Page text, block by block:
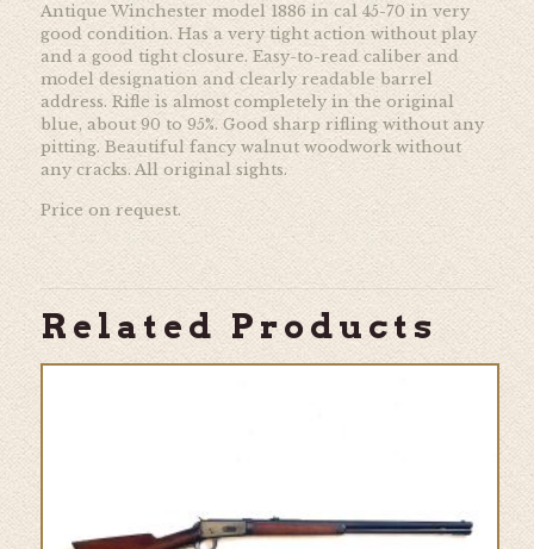
Antique Winchester model 1886 in cal 45-70 in very
good condition. Has a very tight action without play
and a good tight closure. Easy-to-read caliber and
model designation and clearly readable barrel
address. Rifle is almost completely in the original
blue, about 90 to 95%. Good sharp rifling without any
pitting. Beautiful fancy walnut woodwork without
any cracks. All original sights.
Price on request.
Related Products